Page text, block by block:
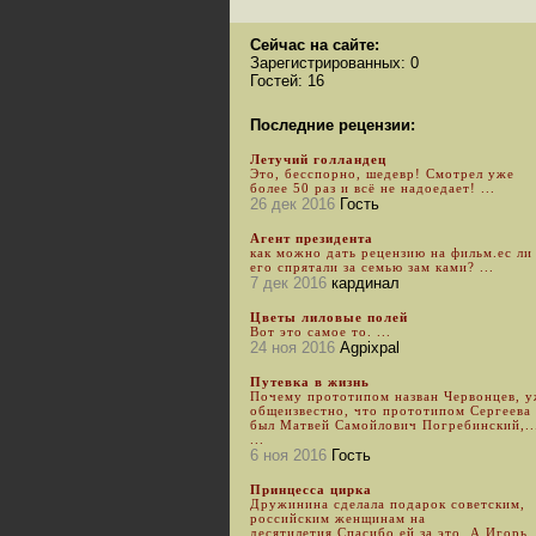
Сейчас на сайте:
Зарегистрированных: 0
Гостей: 16
Последние рецензии:
Летучий голландец
Это, бесспорно, шедевр! Смотрел уже
более 50 раз и всё не надоедает! ...
26 дек 2016 Гость
Агент президента
как можно дать рецензию на фильм.ес ли
его спрятали за семью зам ками? ...
7 дек 2016 кардинал
Цветы лиловые полей
Вот это самое то. ...
24 ноя 2016 Agpixpal
Путевка в жизнь
Почему прототипом назван Червонцев,
общеизвестно, что прототипом Сергеева
был Матвей Самойлович Погребинский,...
6 ноя 2016 Гость
Принцесса цирка
Дружинина сделала подарок советским,
российским женщинам на
десятилетия.Спасибо ей за это. А Игорь